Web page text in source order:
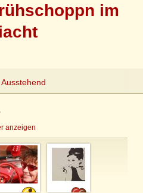
im
Ausstehend
anzeigen